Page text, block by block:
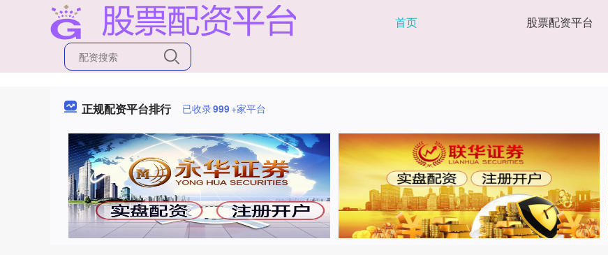
首页 股票配资平台
正规配资平台排行 已收录999+家平台